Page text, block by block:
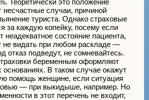
несчастные случаи, причиной
туриста. Однако страховые
за каждую копейку, посему если
неадекватное состояние пациента,
не видать при любом раскладе —
отказ подведут, не сомневайтесь.
беременным оформляют
В таком случае окажут
помощь женщине, если ситуация
— при выкидыше, например. Но
в этот перечень не входит,